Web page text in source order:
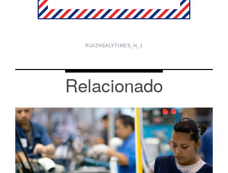
RUIZHEALYTIMES_H_1
Relacionado